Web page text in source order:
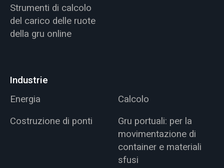
Strumenti di calcolo
del carico delle ruote
della gru online
Industrie
Energia
Calcolo
Costruzione di ponti
Gru portuali: per la
movimentazione di
container e materiali
sfusi